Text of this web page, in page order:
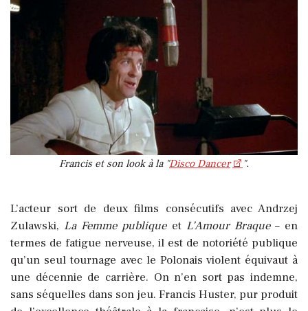
Francis et son look à la "Disco Dancer ".
L’acteur sort de deux films consécutifs avec Andrzej
Zulawski, La Femme publiqueet L’Amour Braque– en
termes de fatigue nerveuse, il est de notoriété publique
qu’un seul tournage avec le Polonais violent équivaut à
une décennie de carrière. On n’en sort pas indemne,
sans séquelles dans son jeu. Francis Huster, pur produit